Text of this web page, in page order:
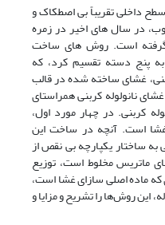
سطح داخلی تقریباً بی اصطکاک و
در سال های اخیر در زمره
است. روش های ساخت
به پنج دسته تقسیم کرد، که
غشای ساخته شده در قالب
غشای نانولوله کربنی همراستای
کربنی. در چهار مورد اول،
غشا است. آنچه در ساخت این
ساختار یکپارچه بی نقص از
ماتریس مخلوط است، توزیع
که ماده اصلی سازای غشا است،
این روش‌ها را تشریح و مزایا و